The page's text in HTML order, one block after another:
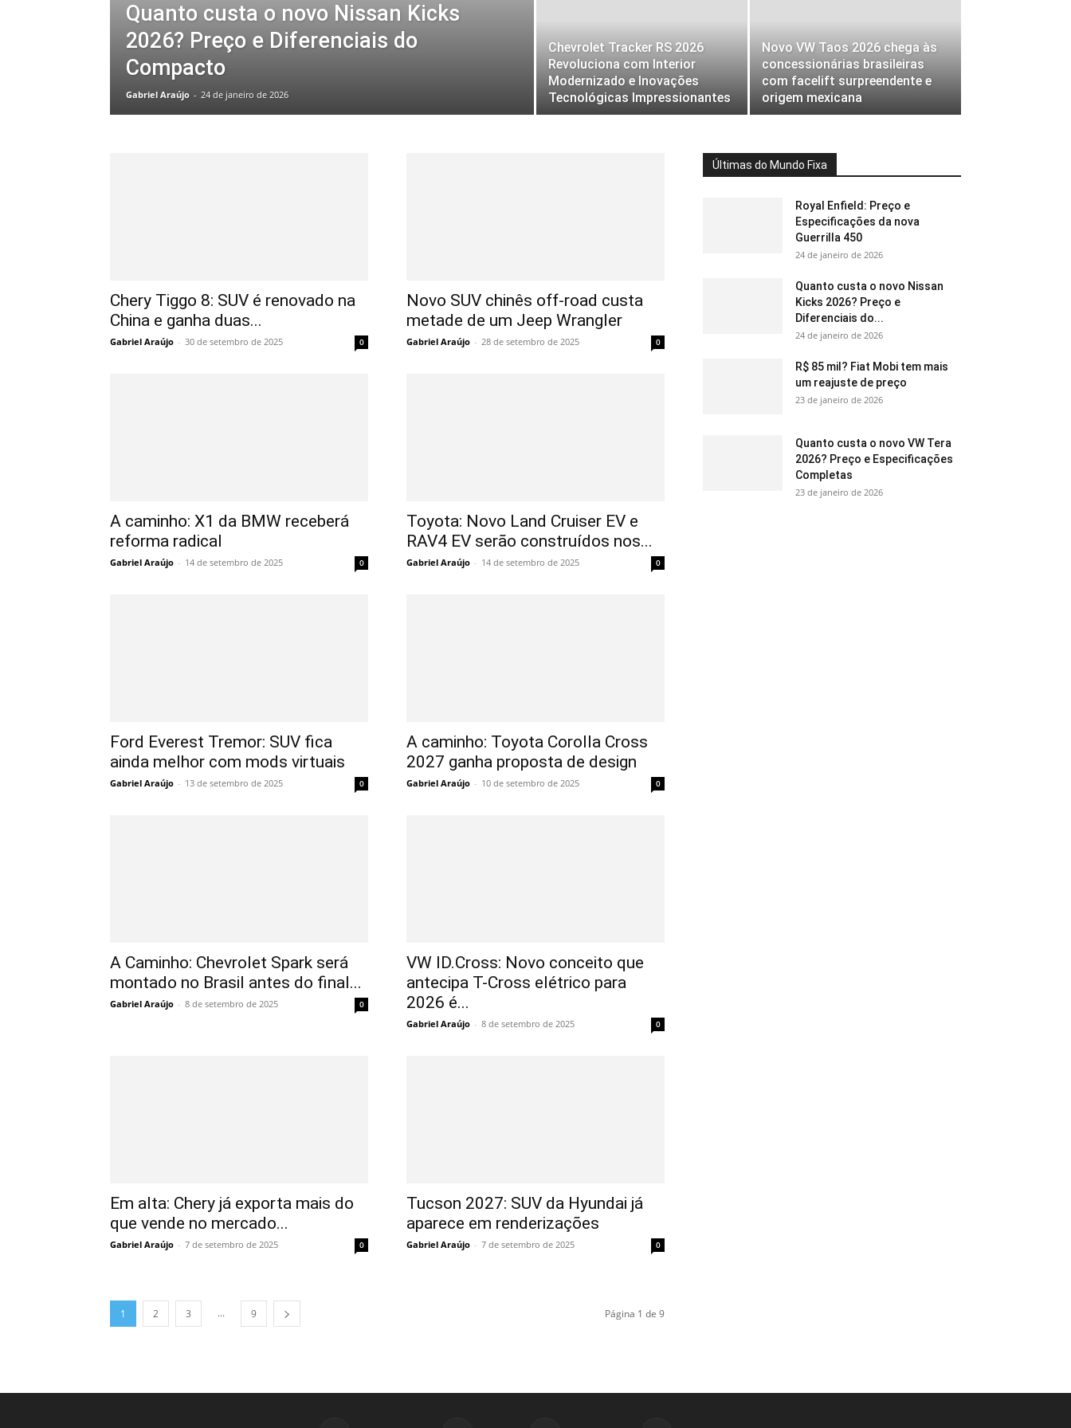
Quanto custa o novo Nissan Kicks
2026? Preço e Diferenciais do
Compacto
Gabriel Araújo - 24 de janeiro de 2026
Chevrolet Tracker RS 2026
Revoluciona com Interior
Modernizado e Inovações
Tecnológicas Impressionantes
Novo VW Taos 2026 chega às
concessionárias brasileiras
com facelift surpreendente e
origem mexicana
Chery Tiggo 8: SUV é renovado na
China e ganha duas...
Gabriel Araújo - 30 de setembro de 2025 0
Novo SUV chinês off-road custa
metade de um Jeep Wrangler
Gabriel Araújo - 28 de setembro de 2025 0
A caminho: X1 da BMW receberá
reforma radical
Gabriel Araújo - 14 de setembro de 2025 0
Toyota: Novo Land Cruiser EV e
RAV4 EV serão construídos nos...
Gabriel Araújo - 14 de setembro de 2025 0
Ford Everest Tremor: SUV fica
ainda melhor com mods virtuais
Gabriel Araújo - 13 de setembro de 2025 0
A caminho: Toyota Corolla Cross
2027 ganha proposta de design
Gabriel Araújo - 10 de setembro de 2025 0
A Caminho: Chevrolet Spark será
montado no Brasil antes do final...
Gabriel Araújo - 8 de setembro de 2025 0
VW ID.Cross: Novo conceito que
antecipa T-Cross elétrico para
2026 é...
Gabriel Araújo - 8 de setembro de 2025 0
Em alta: Chery já exporta mais do
que vende no mercado...
Gabriel Araújo - 7 de setembro de 2025 0
Tucson 2027: SUV da Hyundai já
aparece em renderizações
Gabriel Araújo - 7 de setembro de 2025 0
1 2 3 ... 9 Página 1 de 9
Últimas do Mundo Fixa
Royal Enfield: Preço e
Especificações da nova
Guerrilla 450
24 de janeiro de 2026
Quanto custa o novo Nissan
Kicks 2026? Preço e
Diferenciais do...
24 de janeiro de 2026
R$ 85 mil? Fiat Mobi tem mais
um reajuste de preço
23 de janeiro de 2026
Quanto custa o novo VW Tera
2026? Preço e Especificações
Completas
23 de janeiro de 2026